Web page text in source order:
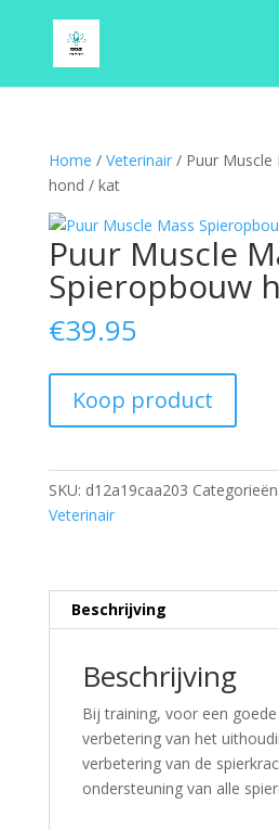
Home / Veterinair/ Puur Muscle
hond / kat
Puur Muscle
Spieropbouw
€39.95
Koop product
SKU: d12a19caa203 Categorieën:
Veterinair
Beschrijving
Beschrijving
Bij training, voor een
verbetering van het
verbetering van de
ondersteuning van alle